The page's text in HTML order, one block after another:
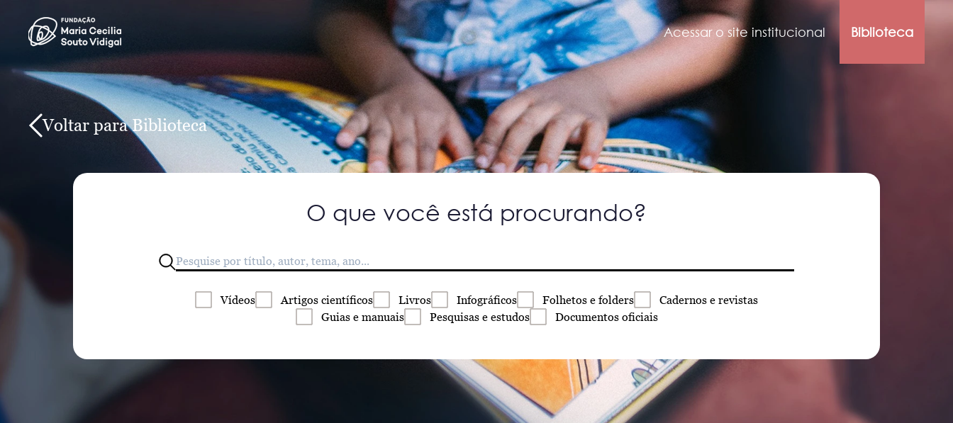
Acessar o site institucional Biblioteca
Voltar para Biblioteca
O que você está procurando?
Vídeos Artigos científicos Livros Infográficos Folhetos e folders Cadernos e revistas
Guias e manuais Pesquisas e estudos Documentos oficiais